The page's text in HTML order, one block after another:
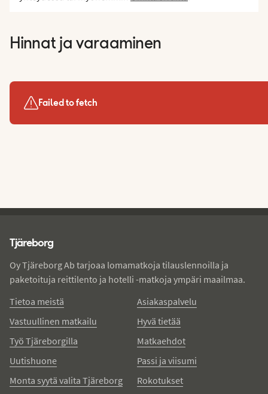
Hinnat ja varaaminen
Failed to fetch
Tjäreborg
Oy Tjäreborg Ab tarjoaa lomamatkoja tilauslennoilla ja
paketoituja reittilento ja hotelli -matkoja ympäri maailmaa.
Tietoa meistä
Vastuullinen matkailu
Työ Tjäreborgilla
Uutishuone
Monta syytä valita Tjäreborg
Asiakaspalvelu
Hyvä tietää
Matkaehdot
Passi ja viisumi
Rokotukset